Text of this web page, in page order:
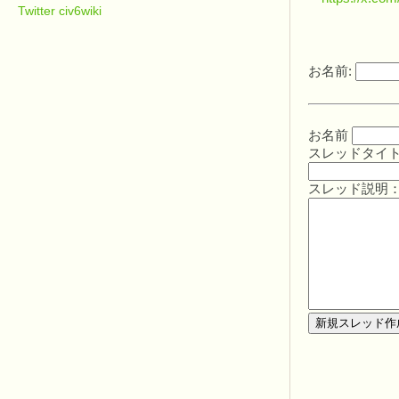
Twitter civ6wiki
お名前:
お名前
スレッドタイ
スレッド説明：